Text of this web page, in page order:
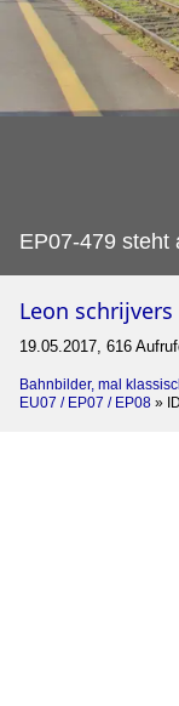
EP07-479 steht
Leon schrijvers
19.05.2017, 616
Bahnbilder, mal
EU07 / EP07 / EP08 »